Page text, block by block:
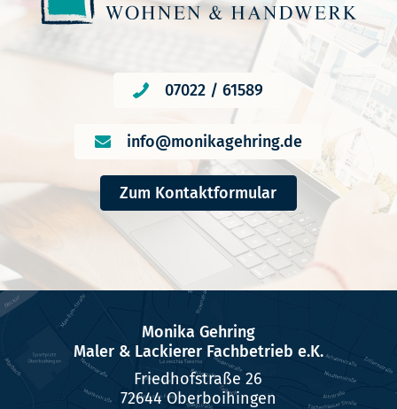
07022 / 61589
info@monikagehring.de
Zum Kontaktformular
Monika Gehring
Maler & Lackierer Fachbetrieb e.K.
Friedhofstraße 26
72644 Oberboihingen